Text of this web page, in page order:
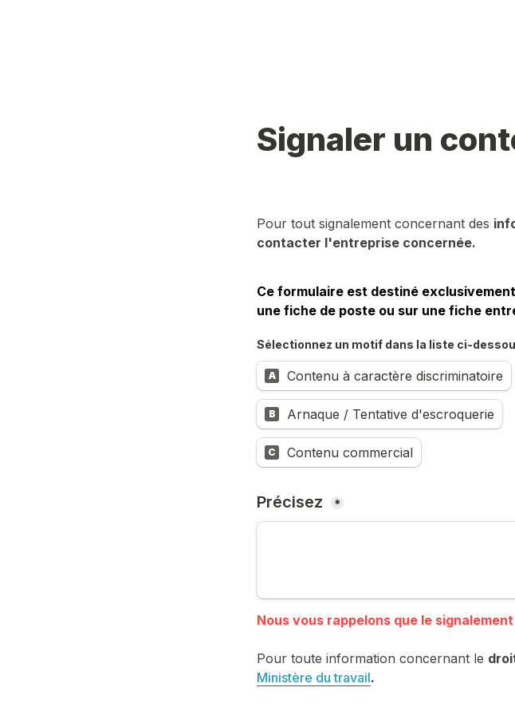
Signaler un
Pour tout signalement concernant des
contacter l'entreprise concernée.
Ce formulaire est destiné
une fiche de poste ou sur une fiche
Sélectionnez un motif dans la liste ci-
A Contenu à caractère discriminatoire
B Arnaque / Tentative d'escroquerie
C Contenu commercial
Précisez *
Pour toute information concernant le
Ministère du travail